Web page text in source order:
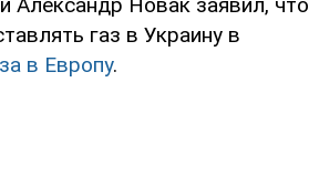
газ в Украину в
в Европу.